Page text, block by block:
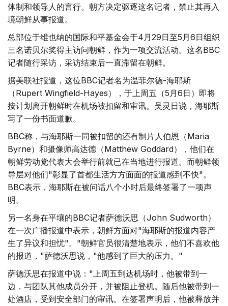
体制和领导人的言行。朝方决定驱逐这名记者，禁止其再入
境朝鲜从事报道。
总部位于维也纳的国际和平基金会于4月29日至5月6日组织
三名诺贝尔奖得主访问朝鲜，作为一项交流活动。这名BBC
记者随行采访，采访结束后一直滞留在朝鲜。
据美联社报道，这位BBC记者名为温菲尔德-海耶斯
（Rupert Wingfield-Hayes），于上周五（5月6日）即将
按计划离开朝鲜时在机场被扣留和审讯。吴灵日说，海耶斯
写了一份书面道歉。
BBC称，与海耶斯一同被扣留的还有制片人伯恩（Maria
Byrne）和摄像师高达德（Matthew Goddard），他们在
朝鲜劳动党代表大会举行前就已在当地进行报道。而朝鲜领
导层对他们"彰显了首都生活方方面面的报道感到不快"。
BBC表示，海耶斯在被问话八个小时后最终签署了一项声
明。
另一名身在平壤的BBC记者萨德沃思（John Sudworth）
在一次广播报道中表示，朝鲜方面对"海耶斯的报道内容产
生了异议和担忧"。"朝鲜官员很清楚地表示，他们不喜欢他
的报道，"萨德沃思说，"他感到了巨大的压力。"
萨德沃思在报道中说："上周五到达机场时，他被带到一
边，与团队其他成员分开，并被阻止登机。随后他被带到一
处酒店，受到安全部门的审讯。在签署声明后，他被释放并